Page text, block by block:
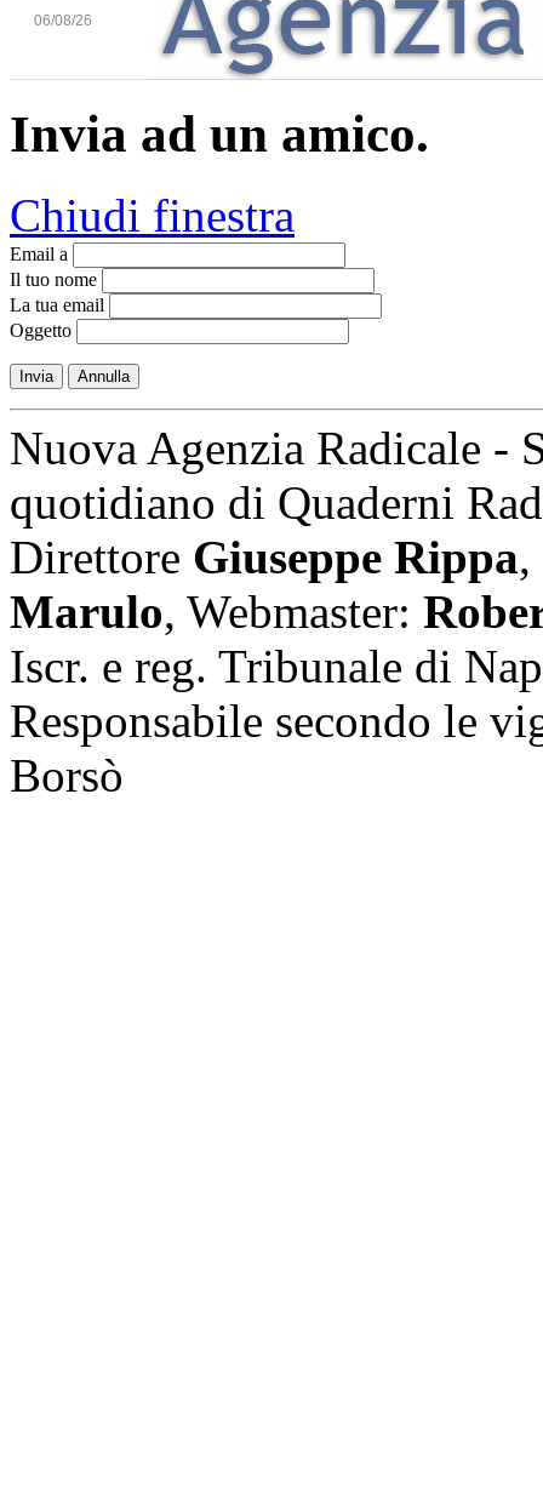
06/08/26
Invia ad un amico.
Chiudi finestra
Email a
Il tuo nome
La tua email
Oggetto
Invia Annulla
Nuova Agenzia Radicale -
quotidiano di Quaderni
Direttore Giuseppe Rippa,
Marulo, Webmaster:
Iscr. e reg. Tribunale di
Responsabile secondo le
Borsò